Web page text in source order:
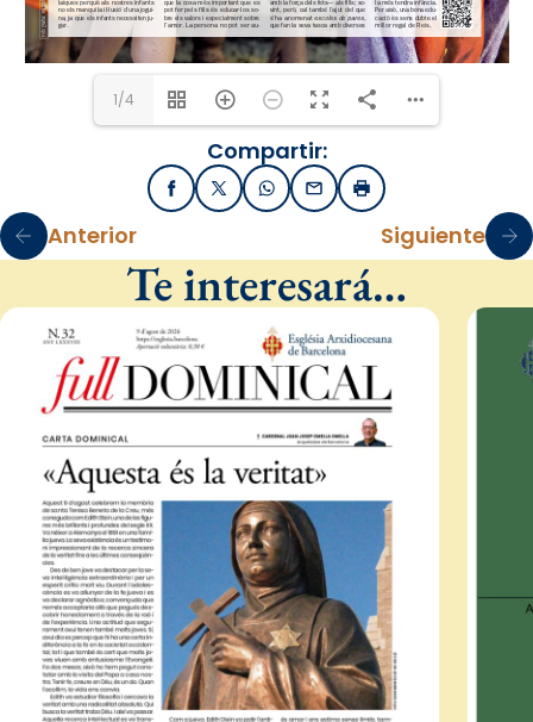
1/4
Compartir:
FacebookX / TwitterWhatsApp
EmailImprimir
Anterior Siguiente
Te interesará…